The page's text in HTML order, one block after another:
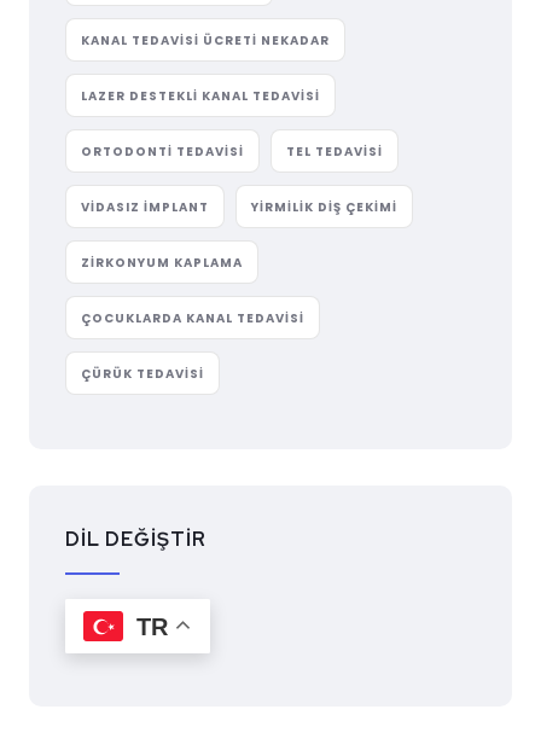
KANAL TEDAVISI ÜCRETI NEKADAR
LAZER DESTEKLI KANAL TEDAVISI
ORTODONTI TEDAVISI TEL TEDAVISI
VIDASIZ IMPLANT YIRMILIK DIŞ ÇEKIMI
ZIRKONYUM KAPLAMA
ÇOCUKLARDA KANAL TEDAVISI
ÇÜRÜK TEDAVISI
DİL DEĞİŞTİR
TR